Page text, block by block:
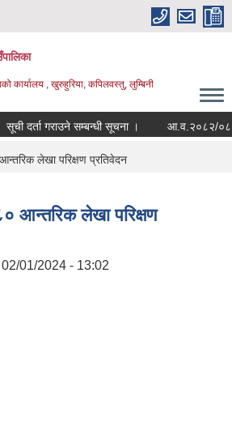
कार्यालय , खुरुहुरिया, कपिलवस्तु, लुम्बिनी
सूची दर्ता गराउने सम्बन्धी सूचना । आ.व.२०८२/
लेखा परिक्षण प्रतिवेदन
लेखा परिक्षण
01/2024 - 13:02